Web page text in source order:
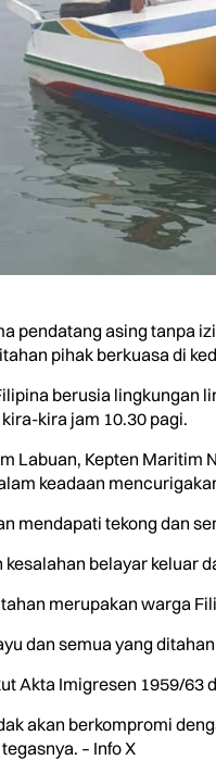
pendatang asing tanpa
pihak berkuasa di
berusia lingkungan
kira jam 10.30 pagi.
Labuan, Kepten Maritim
keadaan
mendapati tekong dan
kesalahan belayar keluar
merupakan warga
dan semua yang
Akta Imigresen 1959/63
akan berkompromi
– Info X